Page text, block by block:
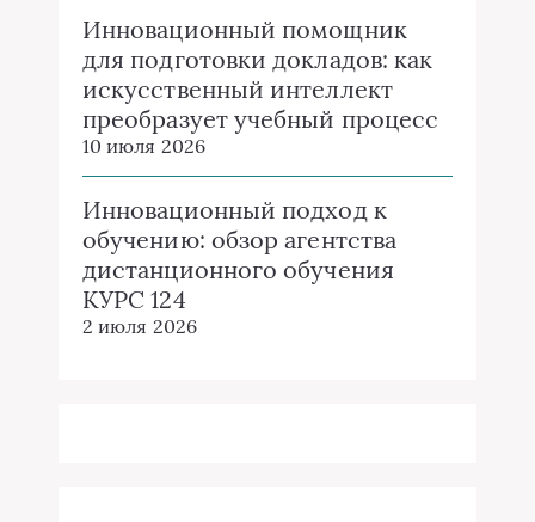
Инновационный помощник
для подготовки докладов: как
искусственный интеллект
преобразует учебный процесс
10 июля 2026
Инновационный подход к
обучению: обзор агентства
дистанционного обучения
КУРС 124
2 июля 2026